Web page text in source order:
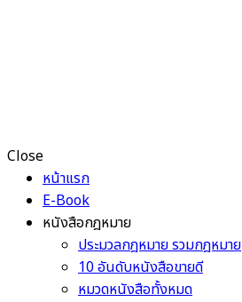
Close
หน้าแรก
E-Book
หนังสือกฎหมาย
ประมวลกฎหมาย รวมกฎหมาย
10 อันดับหนังสือขายดี
หมวดหนังสือทั้งหมด